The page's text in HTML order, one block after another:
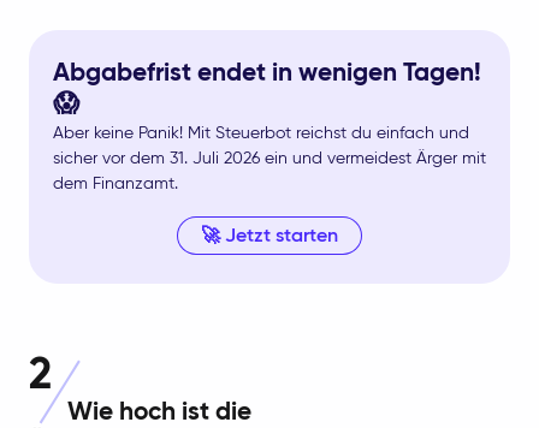
Abgabefrist endet in wenigen Tagen!
😱
Aber keine Panik! Mit Steuerbot reichst du einfach und
sicher vor dem 31. Juli 2026 ein und vermeidest Ärger mit
dem Finanzamt.
🚀 Jetzt starten
2
Wie hoch ist die